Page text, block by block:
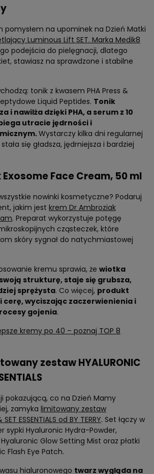
pomysłem na upominek na Dzień Matki
Luminous Lift SET. Marka Medik8
podejścia do pielęgnacji, dlatego
stawiasz na sprawdzone i stabilne
tonik z kwasem PHA Press &
Liquid Peptides. Tonik
i nawilża dzięki PHA, a serum z 10
utracie jędrności i
Wystarczy kilka dni regularnej
się gładsza, jędrniejsza i bardziej
Face Cream, 50 ml
nowinki kosmetyczne? Podaruj
jakim jest krem Dr Ambroziak
. Preparat wykorzystuje potęgę
cząsteczek, które
skóry sygnał do natychmiastowej
kremu sprawia, że wiotka
strukturę, staje się grubsza,
sprężysta. Co więcej, produkt
cerę, wyciszając zaczerwienienia i
gojenia.
kremy po 40 – poznaj TOP 8
zestaw HYALURONIC
pokazującą, co na Dzień Mamy
zamyka limitowany zestaw
SET ESSENTIALS od BY TERRY. Set łączy w
sypki Hyaluronic Hydra-Powder,
Glow Setting Mist oraz płatki
Flash Eye Patch.
hialuronowego twarz wygląda na